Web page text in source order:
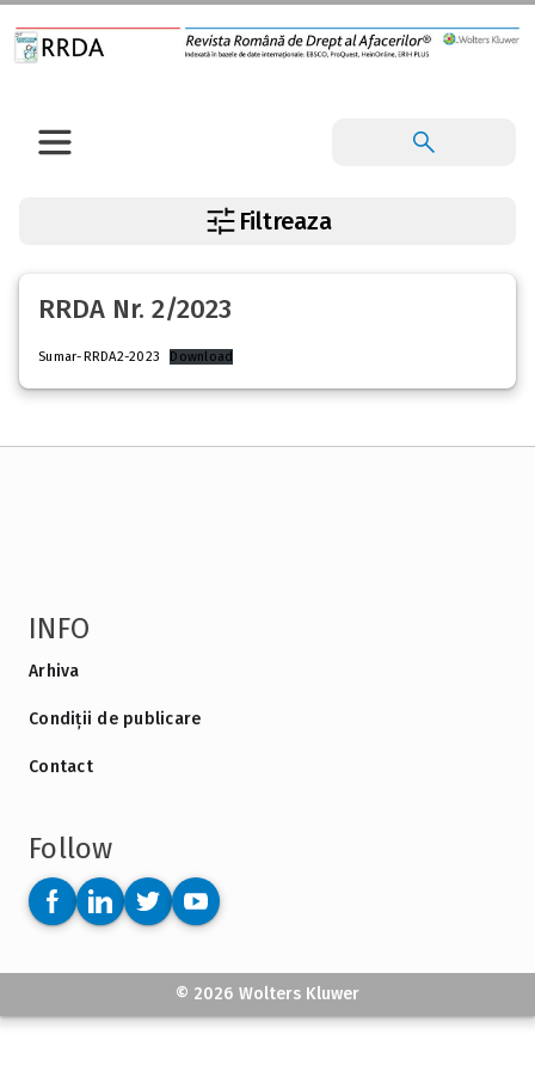
Filtreaza
RRDA Nr. 2/2023
Sumar-RRDA2-2023 Download
INFO
Arhiva
Condiții de publicare
Contact
Follow
© 2026 Wolters Kluwer